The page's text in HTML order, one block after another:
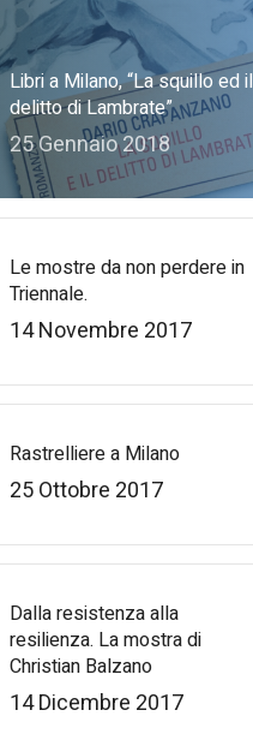
Libri a Milano, “La squillo ed il
delitto di Lambrate”
25 Gennaio 2018
Le mostre da non perdere in
Triennale.
14 Novembre 2017
Rastrelliere a Milano
25 Ottobre 2017
Dalla resistenza alla
resilienza. La mostra di
Christian Balzano
14 Dicembre 2017